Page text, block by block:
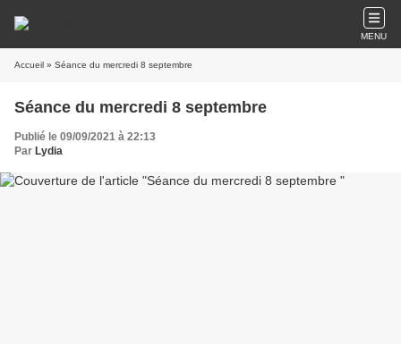
MENU
Accueil » Séance du mercredi 8 septembre
Séance du mercredi 8 septembre
Publié le 09/09/2021 à 22:13
Par Lydia